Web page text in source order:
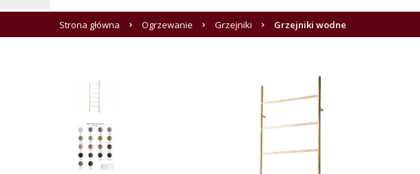
Strona główna Ogrzewanie Grzejniki Grzejniki wodne